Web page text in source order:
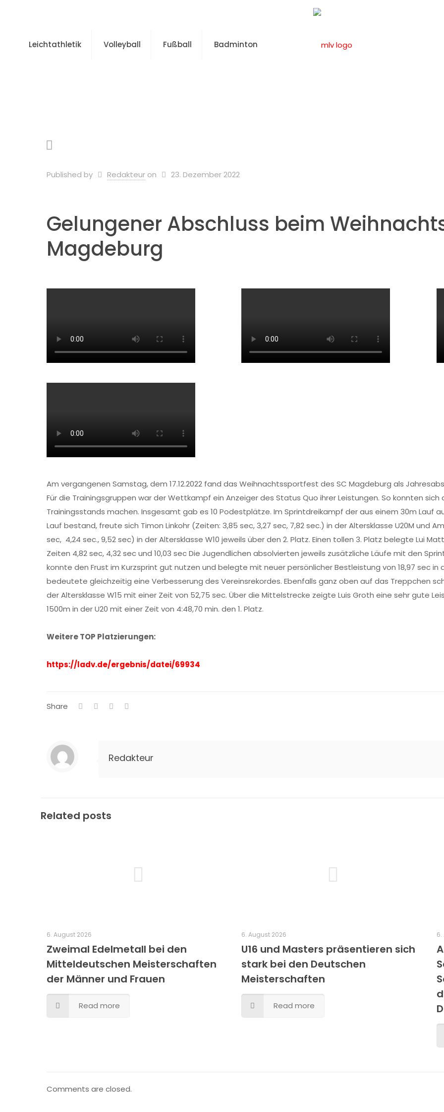
Leichtathletik Volleyball Fußball Badminton
Published by Redakteur on 23. Dezember 2022
Gelungener Abschluss beim
Magdeburg
Am vergangenen Samstag, dem 17.12.2022 fand das Weihnachtssportfest des SC Magdeburg als
Für die Trainingsgruppen war der Wettkampf ein Anzeiger des Status Quo ihrer Leistungen. So konnten
Trainingsstands machen. Insgesamt gab es 10 Podestplätze. Im Sprintdreikampf der aus einem 30m Lauf
Lauf bestand, freute sich Timon Linkohr (Zeiten: 3,85 sec, 3,27 sec, 7,82 sec.) in der Altersklasse U20M und
sec, 4,24 sec., 9,52 sec) in der Altersklasse W10 jeweils über den 2. Platz. Einen tollen 3. Platz belegte Lui
Zeiten 4,82 sec, 4,32 sec und 10,03 sec Die Jugendlichen absolvierten jeweils zusätzliche Läufe mit den
konnte den Frust im Kurzsprint gut nutzen und belegte mit neuer persönlicher Bestleistung von 18,97 sec in
bedeutete gleichzeitig eine Verbesserung des Vereinsrekordes. Ebenfalls ganz oben auf das Treppchen
der Altersklasse W15 mit einer Zeit von 52,75 sec. Über die Mittelstrecke zeigte Luis Groth eine sehr gute
1500m in der U20 mit einer Zeit von 4:48,70 min. den 1. Platz.
Weitere TOP Platzierungen:
https://ladv.de/ergebnis/datei/69934
Share
Redakteur
Related posts
6. August 2026
Zweimal Edelmetall bei den
Mitteldeutschen Meisterschaften
der Männer und Frauen
Read more
6. August 2026
U16 und Masters präsentieren sich
stark bei den Deutschen
Meisterschaften
Read more
6.
Comments are closed.